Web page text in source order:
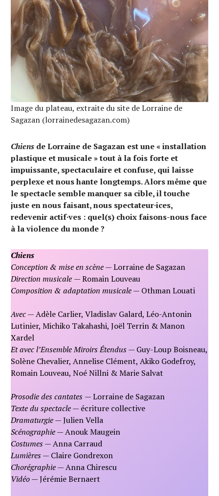
Image du plateau, extraite du site de Lorraine de
Sagazan (lorrainedesagazan.com)
Chiens de Lorraine de Sagazan est une « installation
plastique et musicale » tout à la fois forte et
impuissante, spectaculaire et confuse, qui laisse
perplexe et nous hante longtemps. Alors même que
le spectacle semble manquer sa cible, il touche
juste en nous faisant, nous spectateur·ices,
redevenir actif·ves : quel(s) choix faisons-nous face
à la violence du monde ?
Chiens
Conception & mise en scène— Lorraine de Sagazan
Direction musicale — Romain Louveau
Composition & adaptation musicale— Othman Louati
Avec— Adèle Carlier, Vladislav Galard, Léo-Antonin
Lutinier, Michiko Takahashi, Joël Terrin & Manon
Xardel
Et avec l’Ensemble Miroirs Étendus— Guy-Loup Boisneau,
Solène Chevalier, Annelise Clément, Akiko Godefroy,
Romain Louveau, Noé Nillni & Marie Salvat
Prosodie des cantates — Lorraine de Sagazan
Texte du spectacle— écriture collective
Dramaturgie— Julien Vella
Scénographie— Anouk Maugein
Costumes— Anna Carraud
Lumières— Claire Gondrexon
Chorégraphie— Anna Chirescu
Vidéo— Jérémie Bernaert